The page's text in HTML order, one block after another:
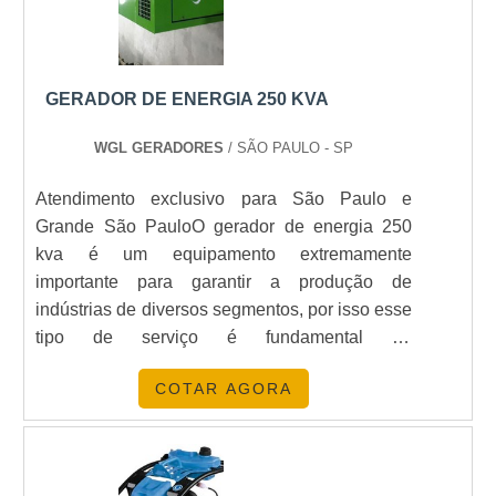
GERADOR DE ENERGIA 250 KVA
WGL GERADORES / SÃO PAULO - SP
Atendimento exclusivo para São Paulo e
Grande São PauloO gerador de energia 250
kva é um equipamento extremamente
importante para garantir a produção de
indústrias de diversos segmentos, por isso esse
tipo de serviço é fundamental no
mercado. Dentro de qualquer ambiente, ele é o
principal elemento para recuperação de
ausência de energia. A presença proporciona
uma segurança para qualquer possível
imprevisto. O produto em questão tem a
COTAR AGORA